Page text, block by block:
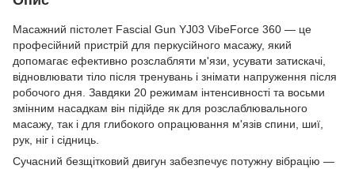
Масажний пістолет Fascial Gun YJ03 VibeForce 360 — це
професійний пристрій для перкусійного масажу, який
допомагає ефективно розслабляти м'язи, усувати затискачі,
відновлювати тіло після тренувань і знімати напруження після
робочого дня. Завдяки 20 режимам інтенсивності та восьми
змінним насадкам він підійде як для розслаблювального
масажу, так і для глибокого опрацювання м'язів спини, шиї,
рук, ніг і сідниць.
Сучасний безщітковий двигун забезпечує потужну вібрацію —